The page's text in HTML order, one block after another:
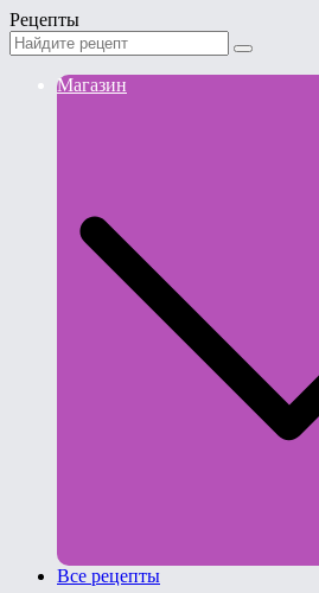
Рецепты
Магазин
Все рецепты